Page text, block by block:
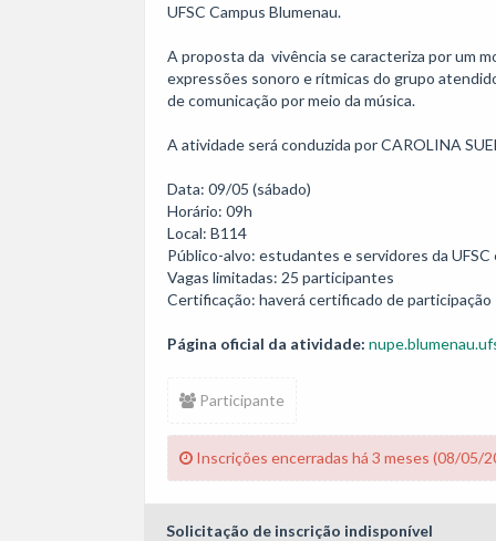
UFSC Campus Blumenau.
A proposta da  vivência se caracteriza por um
expressões sonoro e rítmicas do grupo
de comunicação por meio da música.
A atividade será conduzida por CAROLINA
Data: 09/05 (sábado)
Horário: 09h
Local: B114
Público-alvo: estudantes e servidores da
Vagas limitadas: 25 participantes
Certificação: haverá certificado de participação
Página oficial da atividade:
Participante
Inscrições encerradas há 3 meses (08/05/
Solicitação de inscrição indisponível